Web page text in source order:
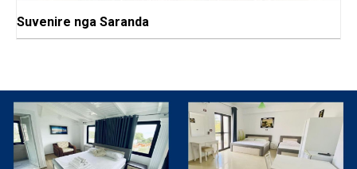
Suvenire nga Saranda